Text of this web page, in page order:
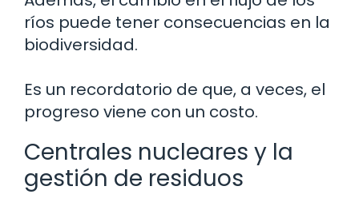
ríos puede tener consecuencias en la
biodiversidad.
Es un recordatorio de que, a veces, el
progreso viene con un costo.
Centrales nucleares y la
gestión de residuos